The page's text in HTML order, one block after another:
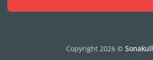
Copyright 2026 © Sonakull